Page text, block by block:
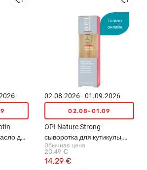
для
Только
онлайн
02.08.2026 - 01.09.2026
02.08-01.09
OPI Nature Strong
сыворотка для кутикулы,
7мл
Обычная цена
14,29 €
20,49 €